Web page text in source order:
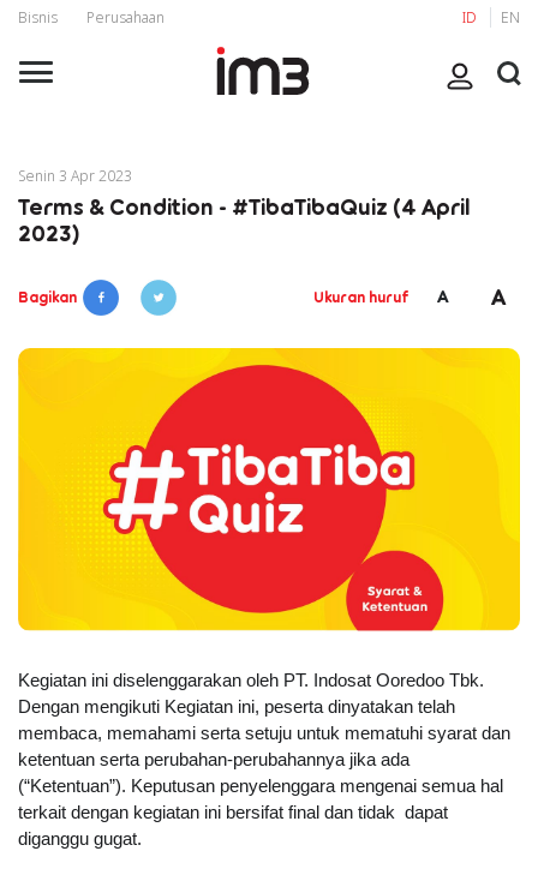
Bisnis Perusahaan ID EN
Senin 3 Apr 2023
Terms & Condition - #TibaTibaQuiz (4 April
2023)
Bagikan Ukuran huruf A A
Kegiatan ini diselenggarakan oleh PT. Indosat Ooredoo Tbk.
Dengan mengikuti Kegiatan ini, peserta dinyatakan telah
membaca, memahami serta setuju untuk mematuhi syarat dan
ketentuan serta perubahan-perubahannya jika ada
(“Ketentuan”). Keputusan penyelenggara mengenai semua hal
terkait dengan kegiatan ini bersifat final dan tidak  dapat
diganggu gugat.